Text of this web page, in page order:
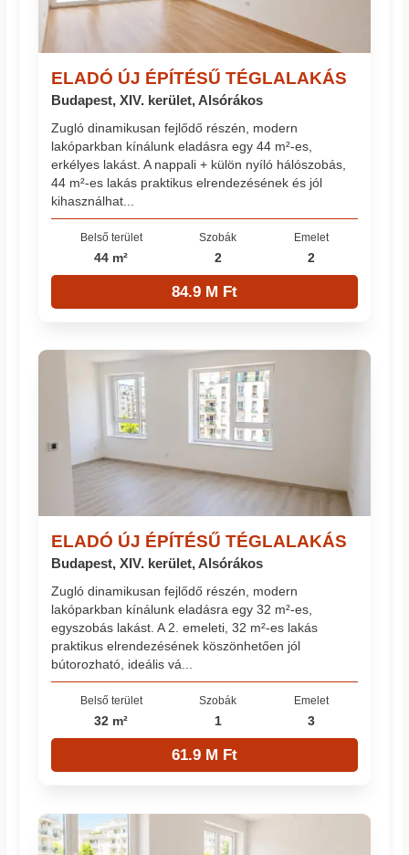
ELADÓ ÚJ ÉPÍTÉSŰ TÉGLALAKÁS
Budapest, XIV. kerület, Alsórákos
Zugló dinamikusan fejlődő részén, modern
lakóparkban kínálunk eladásra egy 44 m²-es,
erkélyes lakást. A nappali + külön nyíló hálószobás,
44 m²-es lakás praktikus elrendezésének és jól
kihasználhat...
Belső terület
44 m²
Szobák
2
Emelet
2
84.9 M Ft
ELADÓ ÚJ ÉPÍTÉSŰ TÉGLALAKÁS
Budapest, XIV. kerület, Alsórákos
Zugló dinamikusan fejlődő részén, modern
lakóparkban kínálunk eladásra egy 32 m²-es,
egyszobás lakást. A 2. emeleti, 32 m²-es lakás
praktikus elrendezésének köszönhetően jól
bútorozható, ideális vá...
Belső terület
32 m²
Szobák
1
Emelet
3
61.9 M Ft